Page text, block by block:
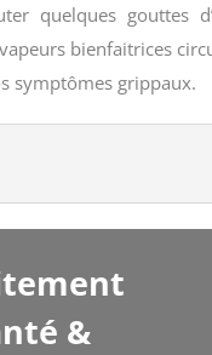
quelques gouttes
bienfaitrices
symptômes grippaux.
&